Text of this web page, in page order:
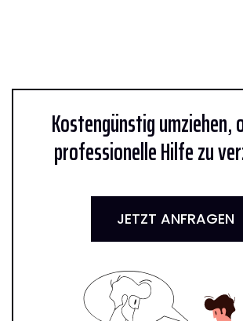
Kostengünstig umziehen,
professionelle Hilfe zu
JETZT ANFRAGEN